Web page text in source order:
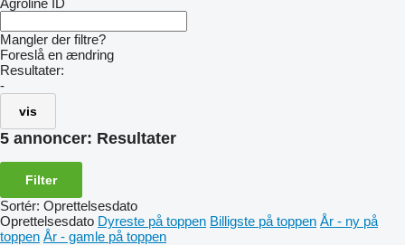
Agroline ID
Mangler der filtre?
Foreslå en ændring
Resultater:
-
vis
5 annoncer: Resultater
Filter
Sortér: Oprettelsesdato
Oprettelsesdato Dyreste på toppen Billigste på toppen År - ny på
toppen År - gamle på toppen